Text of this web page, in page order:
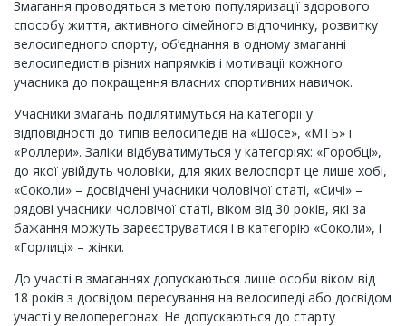
Змагання проводяться з метою популяризації здорового
способу життя, активного сімейного відпочинку, розвитку
велосипедного спорту, об’єднання в одному змаганні
велосипедистів різних напрямків і мотивації кожного
учасника до покращення власних спортивних навичок.
Учасники змагань поділятимуться на категорії у
відповідності до типів велосипедів на «Шосе», «МТБ» і
«Роллери». Заліки відбуватимуться у категоріях: «Горобці»,
до якої увійдуть чоловіки, для яких велоспорт це лише хобі,
«Соколи» – досвідчені учасники чоловічої статі, «Сичі» –
рядові учасники чоловічої статі, віком від 30 років, які за
бажання можуть зареєструватися і в категорію «Соколи», і
«Горлиці» – жінки.
До участі в змаганнях допускаються лише особи віком від
18 років з досвідом пересування на велосипеді або досвідом
участі у велоперегонах. Не допускаються до старту